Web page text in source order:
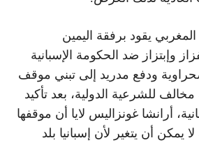
يقود برفقة اليمين
وإبتزاز ضد الحكومة الإسبانية
ودفع مدريد إلى تبني موقف
للشرعية الدولية، بعد تأكيد
أرانشا غونزاليس لايا أن موقفها
يمكن أن يتغير لأن إسبانيا بلد